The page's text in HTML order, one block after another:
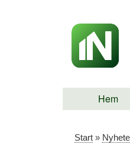
Hem
Start »